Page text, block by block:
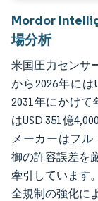
Mordor
場分析
米国圧力センサ
から2026年には
2031年にかけて
はUSD 351億
メーカーはフル
御の許容誤差を
牽引しています
全規制の強化に